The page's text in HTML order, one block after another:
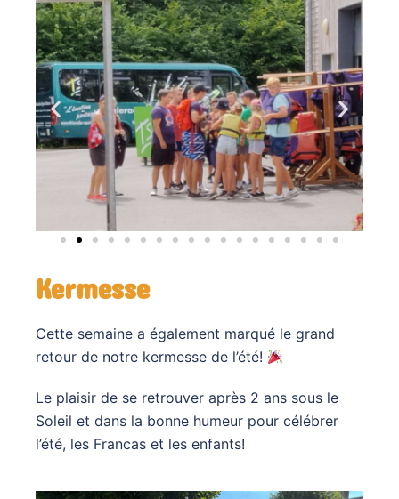
Kermesse
Cette semaine a également marqué le grand
retour de notre kermesse de l’été!
Le plaisir de se retrouver après 2 ans sous le
Soleil et dans la bonne humeur pour célébrer
l’été, les Francas et les enfants!